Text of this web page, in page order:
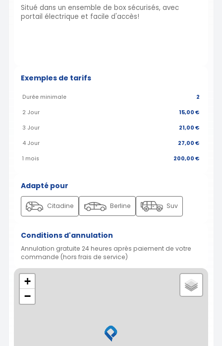
Situé dans un ensemble de box sécurisés, avec
portail électrique et facile d'accès!
Exemples de tarifs
Durée minimale 2
2 Jour 15,00 €
3 Jour 21,00 €
4 Jour 27,00 €
1 mois 200,00 €
Adapté pour
Citadine Berline Suv
Conditions d'annulation
Annulation gratuite 24 heures après paiement de votre
commande (hors frais de service)
+
−